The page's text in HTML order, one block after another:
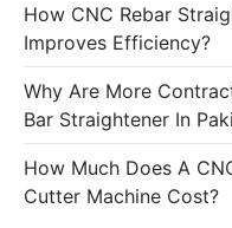
How CNC Rebar
Improves Efficiency?
Why Are More
Bar Straightener In
How Much Does A
Cutter Machine Cost?